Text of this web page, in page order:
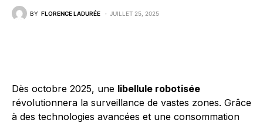
BY FLORENCE LADURÉE JUILLET 25, 2025
Dès octobre 2025, une libellule robotisée
révolutionnera la surveillance de vastes zones. Grâce
à des technologies avancées et une consommation